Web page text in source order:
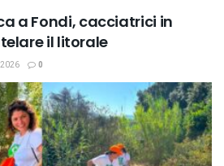
a Fondi, cacciatrici in
il litorale
0